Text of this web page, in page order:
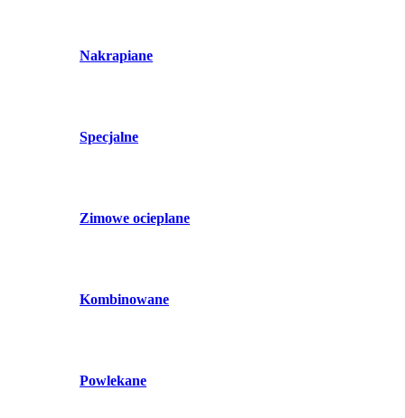
Nakrapiane
Specjalne
Zimowe ocieplane
Kombinowane
Powlekane